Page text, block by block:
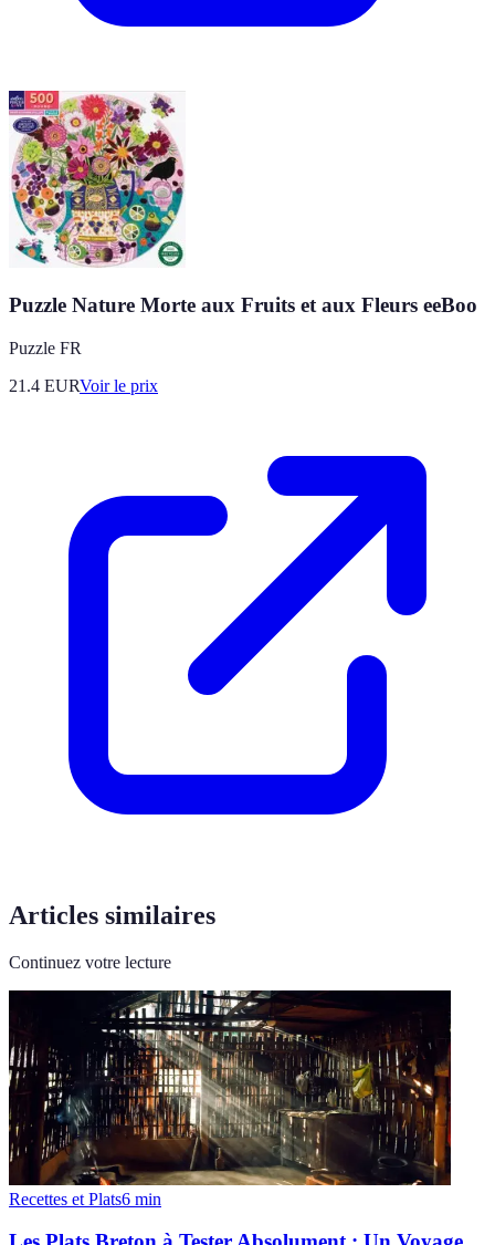
Puzzle Nature Morte aux Fruits et aux Fleurs eeBoo
Puzzle FR
21.4 EURVoir le prix
Articles similaires
Continuez votre lecture
Recettes et Plats6 min